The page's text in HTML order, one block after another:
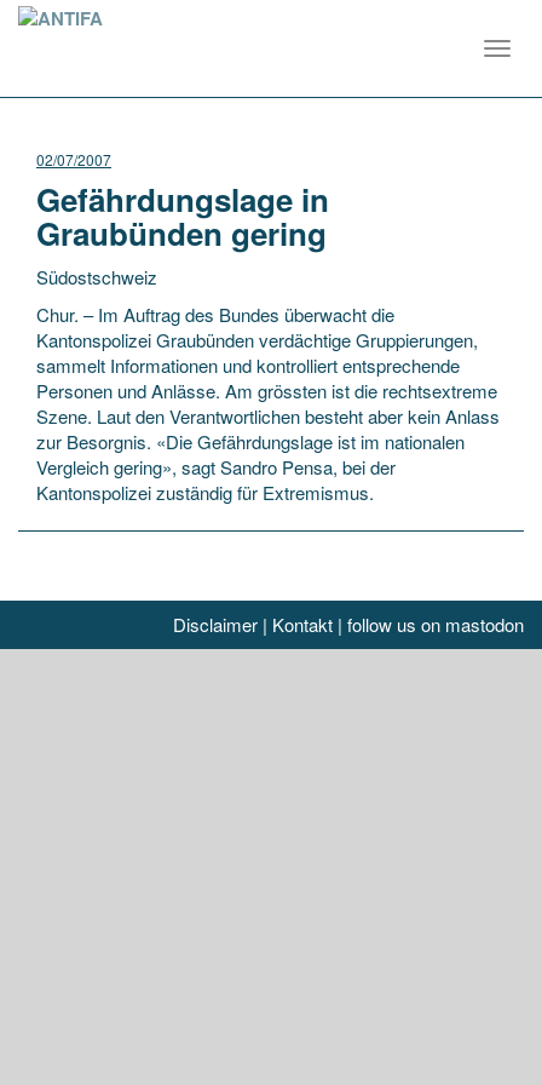
02/07/2007
Gefährdungslage in
Graubünden gering
Südostschweiz
Chur. – Im Auftrag des Bundes überwacht die
Kantonspolizei Graubünden verdächtige Gruppierungen,
sammelt Informationen und kontrolliert entsprechende
Personen und Anlässe. Am grössten ist die rechtsextreme
Szene. Laut den Verantwortlichen besteht aber kein Anlass
zur Besorgnis. «Die Gefährdungslage ist im nationalen
Vergleich gering», sagt Sandro Pensa, bei der
Kantonspolizei zuständig für Extremismus.
Disclaimer | Kontakt | follow us on mastodon